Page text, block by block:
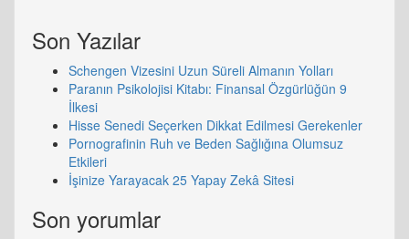
Son Yazılar
Schengen Vizesini Uzun Süreli Almanın Yolları
Paranın Psikolojisi Kitabı: Finansal Özgürlüğün 9
İlkesi
Hisse Senedi Seçerken Dikkat Edilmesi Gerekenler
Pornografinin Ruh ve Beden Sağlığına Olumsuz
Etkileri
İşinize Yarayacak 25 Yapay Zekâ Sitesi
Son yorumlar